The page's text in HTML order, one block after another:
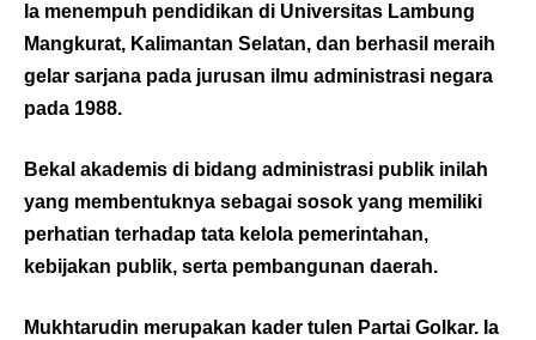
Ia menempuh pendidikan di Universitas Lambung
Mangkurat, Kalimantan Selatan, dan berhasil meraih
gelar sarjana pada jurusan ilmu administrasi negara
pada 1988.
Bekal akademis di bidang administrasi publik inilah
yang membentuknya sebagai sosok yang memiliki
perhatian terhadap tata kelola pemerintahan,
kebijakan publik, serta pembangunan daerah.
Mukhtarudin merupakan kader tulen Partai Golkar. Ia